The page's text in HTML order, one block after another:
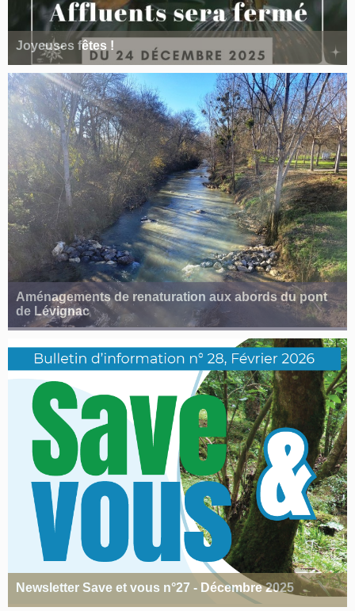
Joyeuses fêtes !
Aménagements de renaturation aux abords du pont
de Lévignac
Newsletter Save et vous n°27 - Décembre 2025